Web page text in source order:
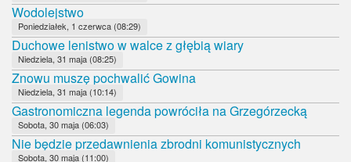
Wodolejstwo
Poniedziałek, 1 czerwca (08:29)
Duchowe lenistwo w walce z głębią wiary
Niedziela, 31 maja (08:25)
Znowu muszę pochwalić Gowina
Niedziela, 31 maja (10:14)
Gastronomiczna legenda powróciła na Grzegórzecką
Sobota, 30 maja (06:03)
Nie będzie przedawnienia zbrodni komunistycznych
Sobota, 30 maja (11:00)